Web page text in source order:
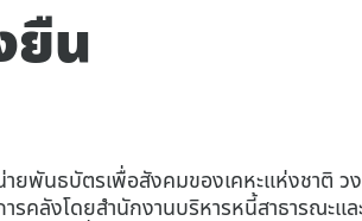
ยืน
ายพันธบัตรเพื่อสังคมของเคหะแห่งชาติ
ลังโดยสำนักงานบริหารหนี้สาธารณะแล